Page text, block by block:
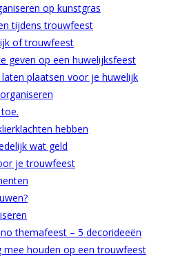
op kunstgras
tijdens trouwfeest
of trouwfeest
geven op een huwelijksfeest
plaatsen voor je huwelijk
hebben
wat geld
je trouwfeest
themafeest – 5 decorideeën
mee houden op een trouwfeest